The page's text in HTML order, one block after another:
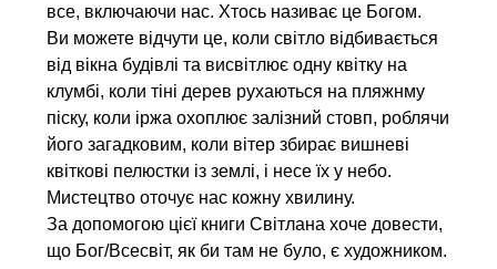
все, включаючи нас. Хтось називає це Богом.
Ви можете відчути це, коли світло відбивається
від вікна будівлі та висвітлює одну квітку на
клумбі, коли тіні дерев рухаються на пляжнму
піску, коли іржа охоплює залізний стовп, роблячи
його загадковим, коли вітер збирає вишневі
квіткові пелюстки із землі, і несе їх у небо.
Мистецтво оточує нас кожну хвилину.
За допомогою цієї книги Світлана хоче довести,
що Бог/Всесвіт, як би там не було, є художником.